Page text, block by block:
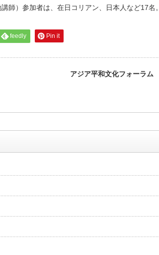
師）参加者は、在日コリアン、日本人など17名。
feedly Pin it
アジア平和文化フォーラム